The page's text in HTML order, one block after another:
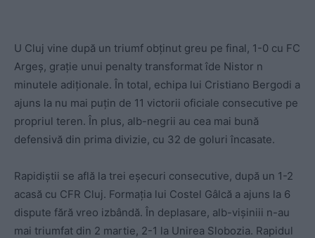
U Cluj vine după un triumf obținut greu pe final, 1-0 cu FC
Argeș, grație unui penalty transformat îde Nistor n
minutele adiționale. În total, echipa lui Cristiano Bergodi a
ajuns la nu mai puțin de 11 victorii oficiale consecutive pe
propriul teren. În plus, alb-negrii au cea mai bună
defensivă din prima divizie, cu 32 de goluri încasate.
Rapidiștii se află la trei eșecuri consecutive, după un 1-2
acasă cu CFR Cluj. Formația lui Costel Gâlcă a ajuns la 6
dispute fără vreo izbândă. În deplasare, alb-vișiniii n-au
mai triumfat din 2 martie, 2-1 la Unirea Slobozia. Rapidul